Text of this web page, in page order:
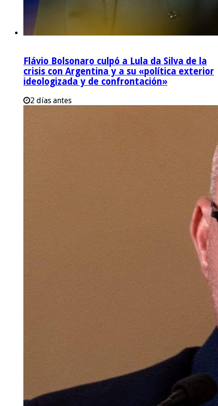
Flávio Bolsonaro culpó a Lula da Silva de la
crisis con Argentina y a su «política exterior
ideologizada y de confrontación»
2 días antes